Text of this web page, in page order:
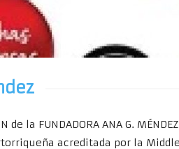
de la FUNDADORA ANA G.
acreditada por la